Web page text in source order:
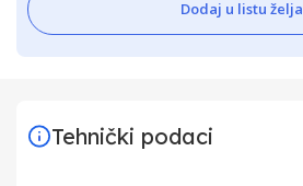
Dodaj u listu želja
Tehnički podaci